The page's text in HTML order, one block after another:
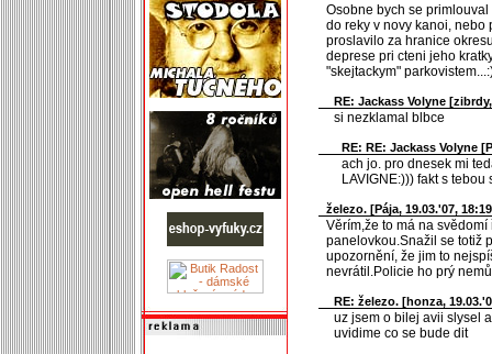
Osobne bych se
do reky v novy kanoi, nebo
proslavilo za hranice
deprese pri cteni jeho
"skejtackym"
RE: Jackass Volyne [zibrdy
si nezklamal blbce
RE: RE: Jackass Volyne [
ach jo. pro dnesek mi
LAVIGNE:))) fakt s tebou
železo. [Pája, 19.03.'07,
Věrím,že to má na
panelovkou.Snažil se totiž
upozornění, že jim to
nevrátil.Policie ho prý
RE: železo. [honza,
uz jsem o bilej avii slysel
uvidime co se bude dit